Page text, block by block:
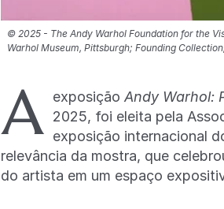
©️ 2025 - The Andy Warhol Foundation for the
Warhol Museum, Pittsburgh; Founding
A exposição Andy Warhol:
2025, foi eleita pela
exposição internacional
relevância da mostra, que
do artista em um espaço